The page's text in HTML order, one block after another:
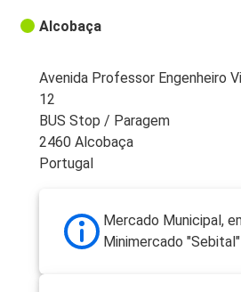
Alcobaça
Avenida Professor Engenheiro
12
BUS Stop / Paragem
2460 Alcobaça
Portugal
Mercado Municipal,
Minimercado "Sebital"